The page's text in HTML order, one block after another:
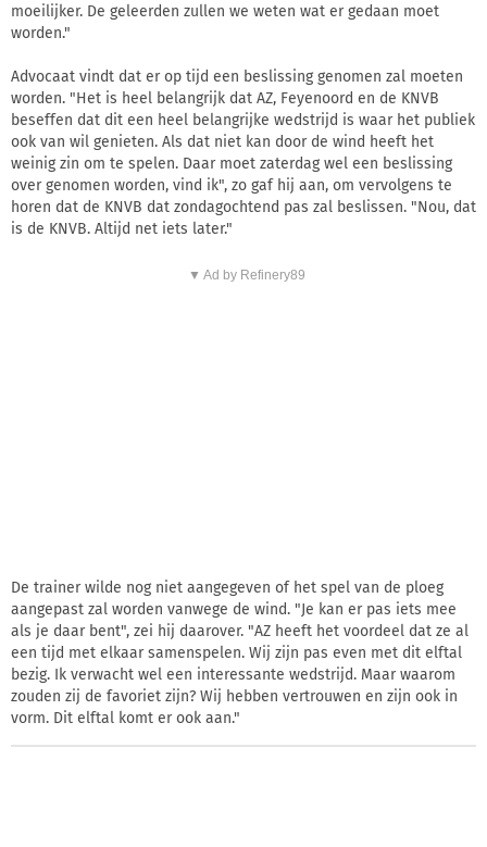
moeilijker. De geleerden zullen we weten wat er gedaan moet
worden."
Advocaat vindt dat er op tijd een beslissing genomen zal moeten
worden. "Het is heel belangrijk dat AZ, Feyenoord en de KNVB
beseffen dat dit een heel belangrijke wedstrijd is waar het publiek
ook van wil genieten. Als dat niet kan door de wind heeft het
weinig zin om te spelen. Daar moet zaterdag wel een beslissing
over genomen worden, vind ik", zo gaf hij aan, om vervolgens te
horen dat de KNVB dat zondagochtend pas zal beslissen. "Nou, dat
is de KNVB. Altijd net iets later."
▼ Ad by Refinery89
De trainer wilde nog niet aangegeven of het spel van de ploeg
aangepast zal worden vanwege de wind. "Je kan er pas iets mee
als je daar bent", zei hij daarover. "AZ heeft het voordeel dat ze al
een tijd met elkaar samenspelen. Wij zijn pas even met dit elftal
bezig. Ik verwacht wel een interessante wedstrijd. Maar waarom
zouden zij de favoriet zijn? Wij hebben vertrouwen en zijn ook in
vorm. Dit elftal komt er ook aan."